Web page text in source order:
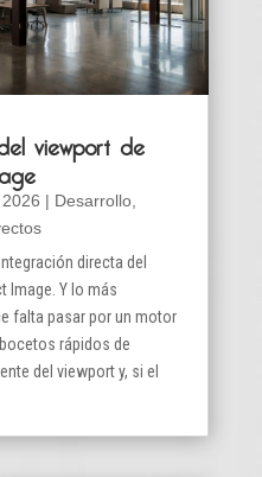
viewport de
| Desarrollo,
directa del
Image. Y lo más
falta pasar por un motor
rápidos de
del viewport y, si el